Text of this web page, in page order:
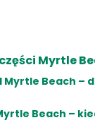
Myrtle
Myrtle Beach –
Beach –